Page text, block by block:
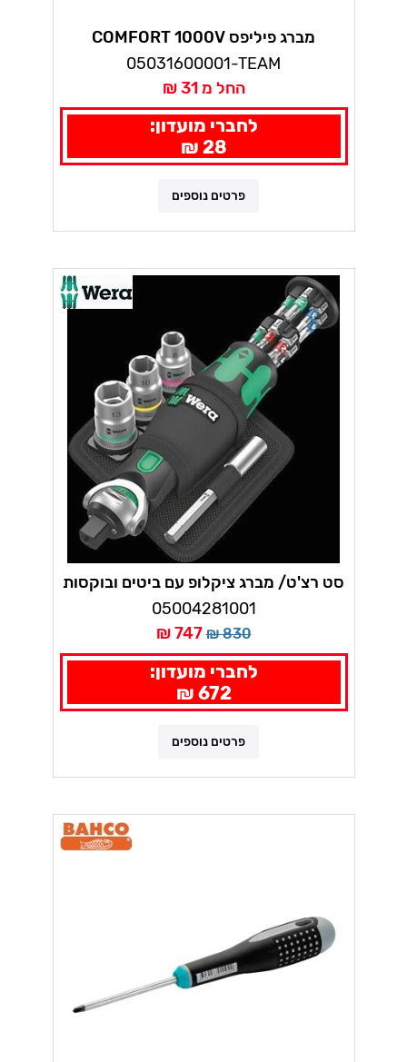
מברג פיליפס COMFORT 1000V
סדרה:1162 I PH VDE וורה
05031600001-TEAM
החל מ 31 ₪
לחברי מועדון:
28 ₪
פרטים נוספים
סט רצ'ט/ מברג ציקלופ עם ביטים ובוקסות
18 יחידות וורה
05004281001
830 ₪
747 ₪
לחברי מועדון:
672 ₪
פרטים נוספים